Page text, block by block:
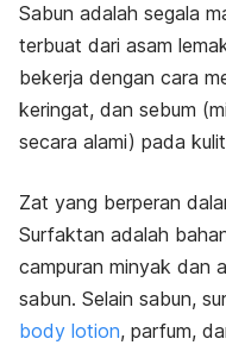
Sabun adalah segala
terbuat dari asam
bekerja dengan cara
keringat, dan sebum
secara alami) pada
Zat yang berperan
Surfaktan adalah
campuran minyak dan
sabun. Selain sabun,
body lotion, parfum,